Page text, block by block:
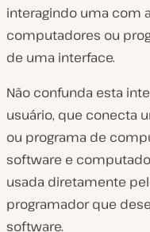
interagindo uma com
computadores ou
de uma interface.
Não confunda esta
usuário, que conecta
ou programa de
software e
usada diretamente
programador que
software.